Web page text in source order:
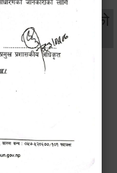
वातावरण
सूचनाको